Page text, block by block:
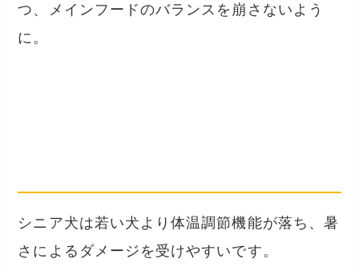
つ、メインフードのバランスを崩さないよう
に。
シニア犬は若い犬より体温調節機能が落ち、暑
さによるダメージを受けやすいです。